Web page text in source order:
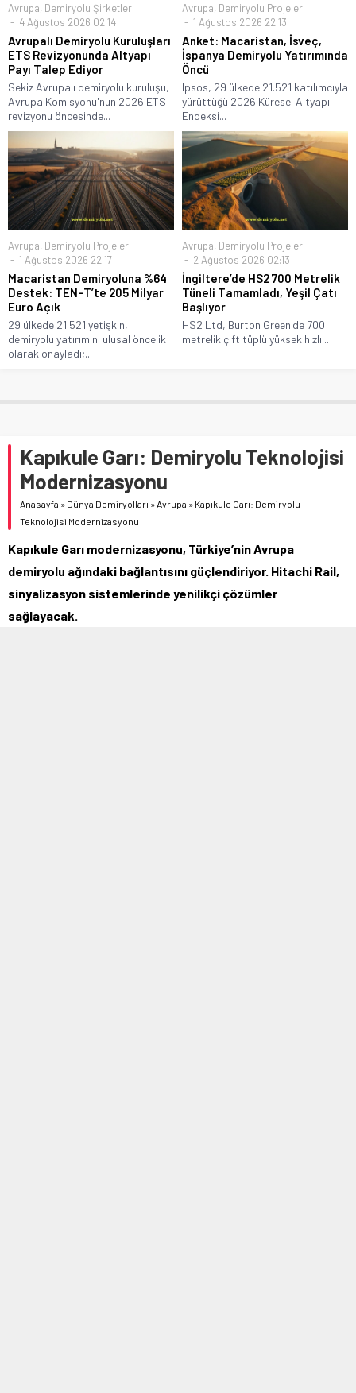
Avrupa, Demiryolu Şirketleri
4 Ağustos 2026 02:14
Avrupalı Demiryolu Kuruluşları
ETS Revizyonunda Altyapı
Payı Talep Ediyor
Sekiz Avrupalı demiryolu kuruluşu,
Avrupa Komisyonu'nun 2026 ETS
revizyonu öncesinde...
Avrupa, Demiryolu Projeleri
1 Ağustos 2026 22:13
Anket: Macaristan, İsveç,
İspanya Demiryolu Yatırımında
Öncü
Ipsos, 29 ülkede 21.521 katılımcıyla
yürüttüğü 2026 Küresel Altyapı
Endeksi...
Avrupa, Demiryolu Projeleri
1 Ağustos 2026 22:17
Macaristan Demiryoluna %64
Destek: TEN-T’te 205 Milyar
Euro Açık
29 ülkede 21.521 yetişkin,
demiryolu yatırımını ulusal öncelik
olarak onayladı;...
Avrupa, Demiryolu Projeleri
2 Ağustos 2026 02:13
İngiltere’de HS2 700 Metrelik
Tüneli Tamamladı, Yeşil Çatı
Başlıyor
HS2 Ltd, Burton Green'de 700
metrelik çift tüplü yüksek hızlı...
Kapıkule Garı: Demiryolu Teknolojisi
Modernizasyonu
Anasayfa » Dünya Demiryolları »Avrupa » Kapıkule Garı: Demiryolu
Teknolojisi Modernizasyonu
Kapıkule Garı modernizasyonu, Türkiye’nin Avrupa
demiryolu ağındaki bağlantısını güçlendiriyor. Hitachi Rail,
sinyalizasyon sistemlerinde yenilikçi çözümler
sağlayacak.